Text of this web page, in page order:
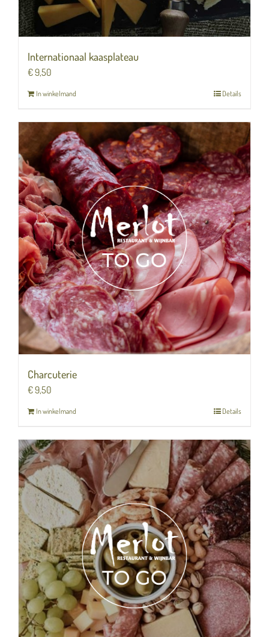
Internationaal kaasplateau
€9,50
In winkelmand Details
Charcuterie
€9,50
In winkelmand Details